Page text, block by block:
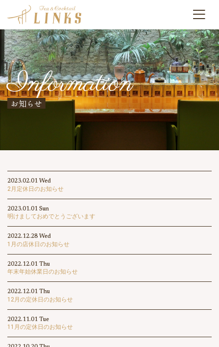
Information
お知らせ
2023.02.01 Wed
2月定休日のお知らせ
2023.01.01 Sun
明けましておめでとうございます
2022.12.28 Wed
1月の店休日のお知らせ
2022.12.01 Thu
年末年始休業日のお知らせ
2022.12.01 Thu
12月の定休日のお知らせ
2022.11.01 Tue
11月の定休日のお知らせ